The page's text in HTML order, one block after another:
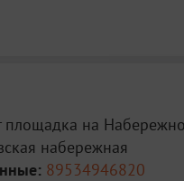
площадка на
набережная
89534946820